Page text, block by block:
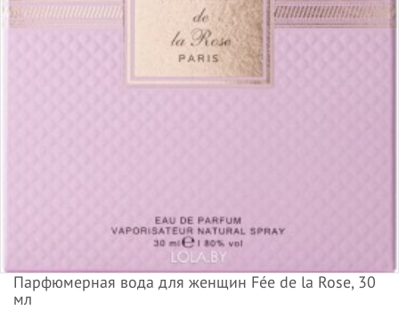
Парфюмерная вода для женщин Fée de la Rose, 30
мл